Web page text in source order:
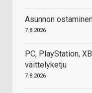
Asunnon
7.8.2026
PC, PlayStation,
väittelyketju
7.8.2026